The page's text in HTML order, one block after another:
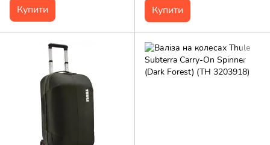
Купити Купити